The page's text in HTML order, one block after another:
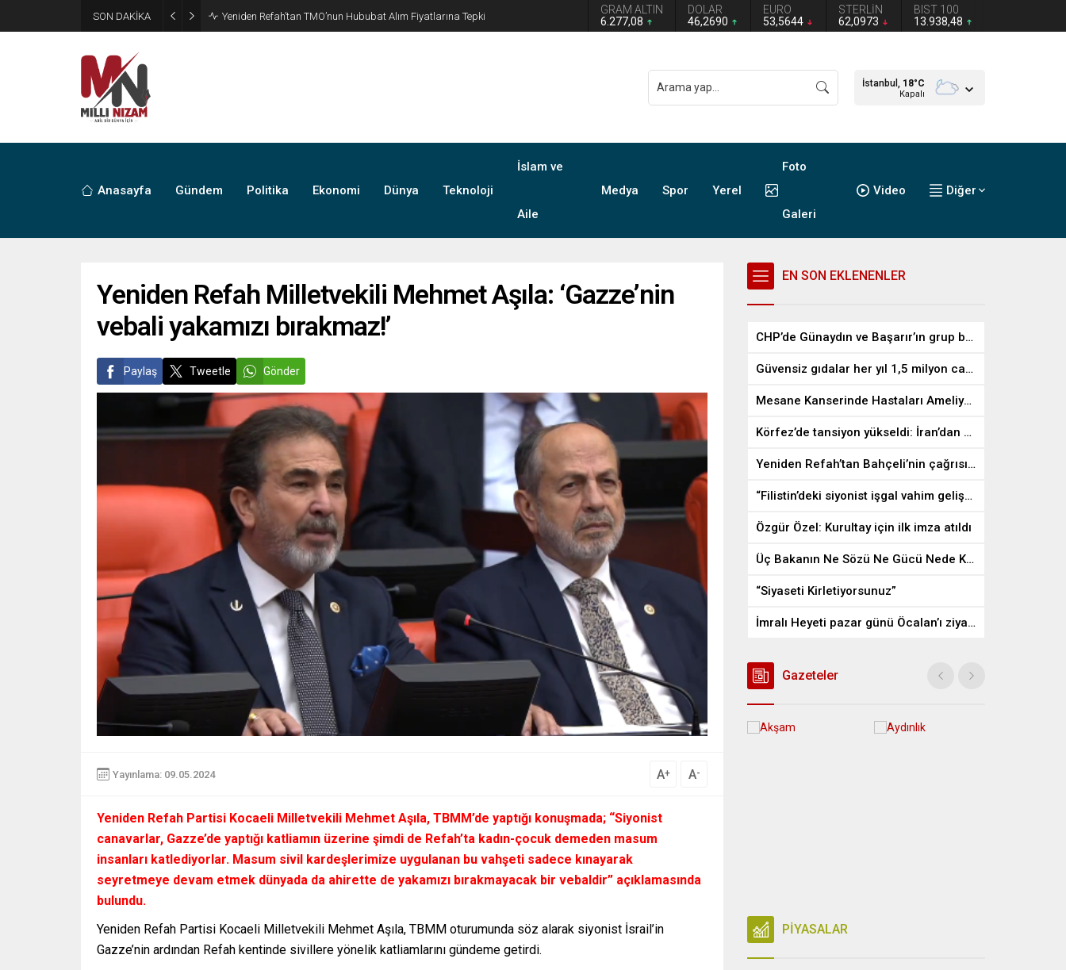
SON DAKİKA CHP’de Günaydın ve Başarır’ın grup başkanvekilliği düştü
GRAM ALTIN
6.277,08
DOLAR
46,2690
EURO
53,5644
STERLİN
62,0973
BIST 100
13.938,48
İstanbul, 18°C
Kapalı
Anasayfa Gündem Politika Ekonomi Dünya Teknoloji
İslam ve
Aile
Medya Spor Yerel
Foto
Galeri
Video Diğer
Yeniden Refah Milletvekili Mehmet Aşıla: ‘Gazze’nin
vebali yakamızı bırakmaz!’
Paylaş Tweetle Gönder
Yayınlama: 09.05.2024 A+ A-
Yeniden Refah Partisi Kocaeli Milletvekili Mehmet Aşıla, TBMM’de yaptığı konuşmada; “Siyonist
canavarlar, Gazze’de yaptığı katliamın üzerine şimdi de Refah’ta kadın-çocuk demeden masum
insanları katlediyorlar. Masum sivil kardeşlerimize uygulanan bu vahşeti sadece kınayarak
seyretmeye devam etmek dünyada da ahirette de yakamızı bırakmayacak bir vebaldir” açıklamasında
bulundu.
Yeniden Refah Partisi Kocaeli Milletvekili Mehmet Aşıla, TBMM oturumunda söz alarak siyonist İsrail’in
Gazze’nin ardından Refah kentinde sivillere yönelik katliamlarını gündeme getirdi.
EN SON EKLENENLER
CHP’de Günaydın ve Başarır’ın grup başkanvekilliği düştü
Güvensiz gıdalar her yıl 1,5 milyon can alıyor
Mesane Kanserinde Hastaları Ameliyattan Kurtaran İlaç
Körfez’de tansiyon yükseldi: İran’dan ABD üslerine misilleme
Yeniden Refah’tan Bahçeli’nin çağrısına destek
“Filistin’deki siyonist işgal vahim gelişmelere gebe”
Özgür Özel: Kurultay için ilk imza atıldı
Üç Bakanın Ne Sözü Ne Gücü Nede Kudreti Yetmedi
“Siyaseti Kirletiyorsunuz”
İmralı Heyeti pazar günü Öcalan’ı ziyaret edecek
Gazeteler
PİYASALAR